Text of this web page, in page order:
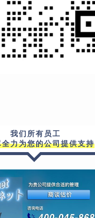
我们所有员工
全力为您的公司提供支持